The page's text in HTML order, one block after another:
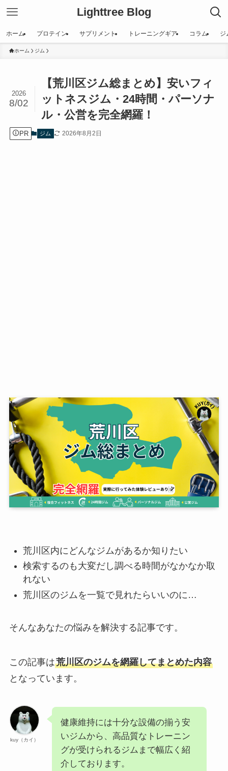
Lighttree Blog
ホーム プロテイン サプリメント トレーニングギア コラム ジ
ホーム ジム
【荒川区ジム総まとめ】安いフィ
ットネスジム・24時間・パーソナ
ル・公営を完全網羅！
2026
8/02
PR ジム 2026年8月2日
荒川区内にどんなジムがあるか知りたい
検索するのも大変だし調べる時間がなかなか取
れない
荒川区のジムを一覧で見れたらいいのに…
そんなあなたの悩みを解決する記事です。
この記事は荒川区のジムを網羅してまとめた内容
となっています。
kuy（カイ）
健康維持には十分な設備の揃う安
いジムから、高品質なトレーニン
グが受けられるジムまで幅広く紹
介しております。